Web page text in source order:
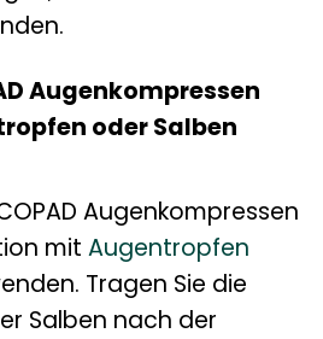
Augenkompressen
oder Salben
Augenkompressen
mit Augentropfen
Tragen Sie die
Salben nach der